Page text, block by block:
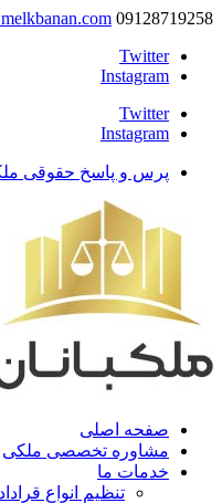
09128719258
Twitter
Instagram
Twitter
Instagram
پرس و پاسخ حقوقی
صفحه اصلی
مشاوره تخصصی ملکی
خدمات ما
تنظیم انواع